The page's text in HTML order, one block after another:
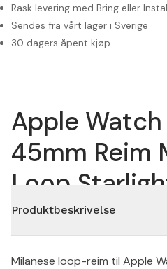
Rask levering med Bring eller
Sendes fra vårt lager i Sverige
30 dagers åpent kjøp
Apple Watch
45mm Reim
Loop
Produktbeskrivelse
Milanese loop-reim til Apple